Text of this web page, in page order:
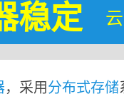
稳定
，采用分布式存储